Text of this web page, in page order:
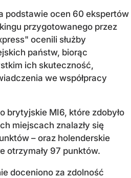
podstawie ocen 60 ekspertów
przygotowanego przez
ocenili służby
państw, biorąc
ich skuteczność,
we współpracy
brytyjskie MI6, które zdobyło
miejscach znalazły się
– oraz holenderskie
otrzymały 97 punktów.
doceniono za zdolność